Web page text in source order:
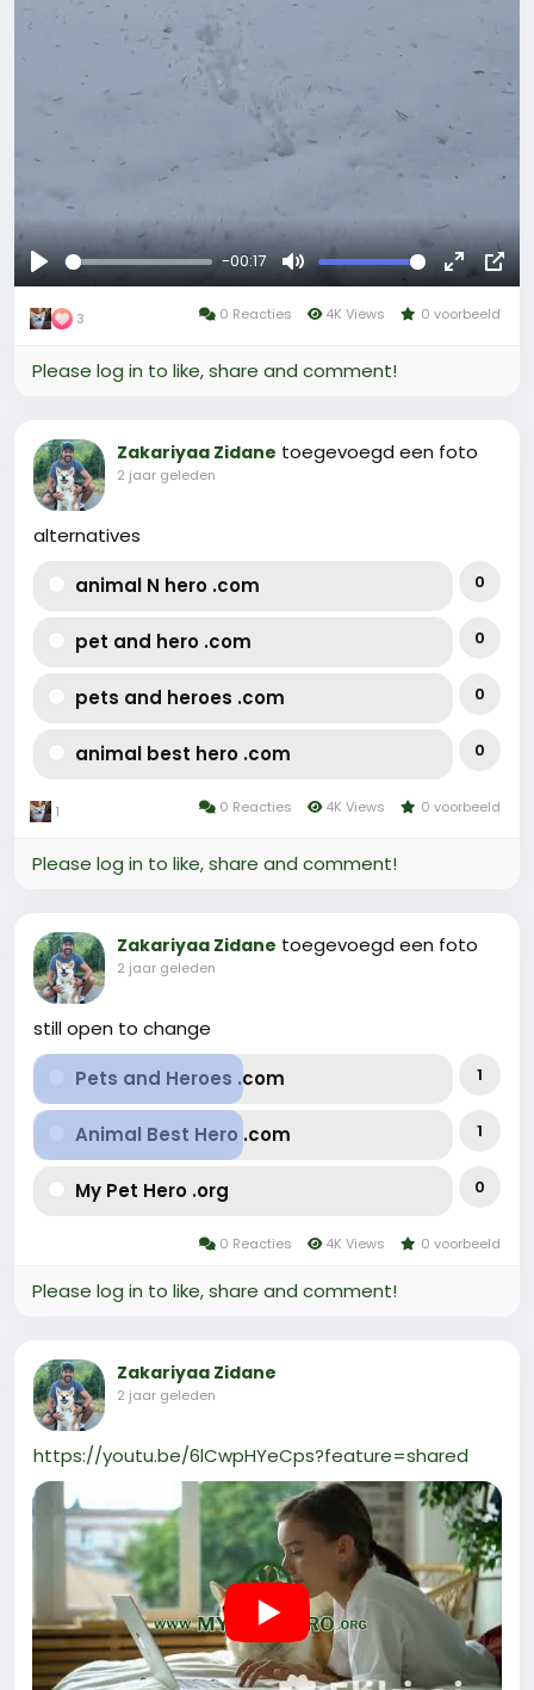
Afspelen
-00:17
Mute
in-
3 0 Reacties 4K Views 0 voorbeeld
Please log in to like, share and comment!
Zakariyaa Zidane toegevoegd een foto
2 jaar geleden
alternatives
animal N hero .com
0
pet and hero .com 0
pets and heroes .com 0
animal best hero .com 0
1 0 Reacties 4K Views 0 voorbeeld
Please log in to like, share and comment!
Zakariyaa Zidane toegevoegd een foto
2 jaar geleden
still open to change
Pets and Heroes .com
1
Animal Best Hero .com 1
My Pet Hero .org 0
0 Reacties 4K Views 0 voorbeeld
Please log in to like, share and comment!
Zakariyaa Zidane
2 jaar geleden
https://youtu.be/6lCwpHYeCps?feature=shared